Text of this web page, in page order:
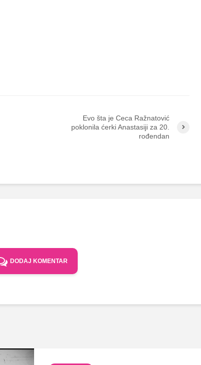
Evo šta je Ceca Ražnatović
poklonila ćerki Anastasiji za 20.
rođendan
DODAJ KOMENTAR